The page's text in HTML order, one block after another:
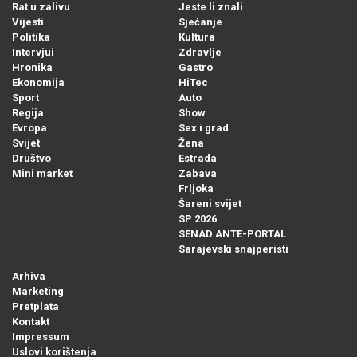
Rat u zalivu
Vijesti
Politika
Intervjui
Hronika
Ekonomija
Sport
Regija
Evropa
Svijet
Društvo
Mini market
Jeste li znali
Sjećanje
Kultura
Zdravlje
Gastro
HiTec
Auto
Show
Sex i grad
Žena
Estrada
Zabava
Frljoka
Šareni svijet
SP 2026
SENAD ANTE-PORTAL
Sarajevski snajperisti
Arhiva
Marketing
Pretplata
Kontakt
Impressum
Uslovi korištenja